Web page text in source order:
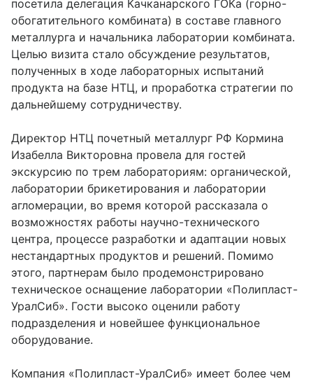
посетила делегация Качканарского ГОКа (горно-
обогатительного комбината) в составе главного
металлурга и начальника лаборатории комбината.
Целью визита стало обсуждение результатов,
полученных в ходе лабораторных испытаний
продукта на базе НТЦ, и проработка стратегии по
дальнейшему сотрудничеству.
Директор НТЦ почетный металлург РФ Кормина
Изабелла Викторовна провела для гостей
экскурсию по трем лабораториям: органической,
лаборатории брикетирования и лаборатории
агломерации, во время которой рассказала о
возможностях работы научно-технического
центра, процессе разработки и адаптации новых
нестандартных продуктов и решений. Помимо
этого, партнерам было продемонстрировано
техническое оснащение лаборатории «Полипласт-
УралСиб». Гости высоко оценили работу
подразделения и новейшее функциональное
оборудование.
Компания «Полипласт-УралСиб» имеет более чем